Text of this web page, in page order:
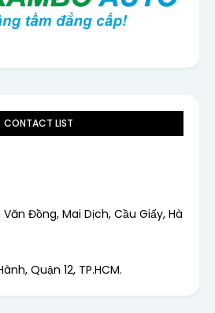
CONTACT LIST
Đồng, Mai Dịch, Cầu Giấy, Hà
Quận 12, TP.HCM.